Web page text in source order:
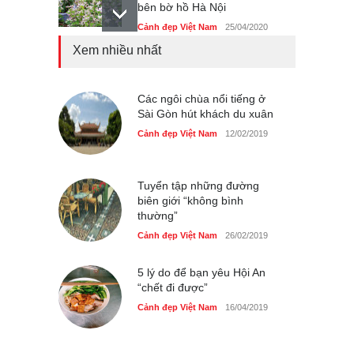
bên bờ hồ Hà Nội
Cảnh đẹp Việt Nam 25/04/2020
Cảnh đẹp Việt Nam 24/04/2020
Những món ăn đồng quê
Xem nhiều nhất
Các ngôi chùa nổi tiếng ở
Sài Gòn hút khách du xuân
Cảnh đẹp Việt Nam 12/02/2019
Tuyển tập những đường
biên giới “không bình
thường”
Cảnh đẹp Việt Nam 26/02/2019
5 lý do để bạn yêu Hội An
“chết đi được”
Cảnh đẹp Việt Nam 16/04/2019